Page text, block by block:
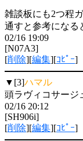
雑談板にも2つ程
通すと参考になる
02/16 19:09
[N07A3]
[削除][編集][ｺﾋﾟｰ]
▼[3]ハマル
頭ラヴィコサージ
02/16 20:12
[SH906i]
[削除][編集][ｺﾋﾟｰ]